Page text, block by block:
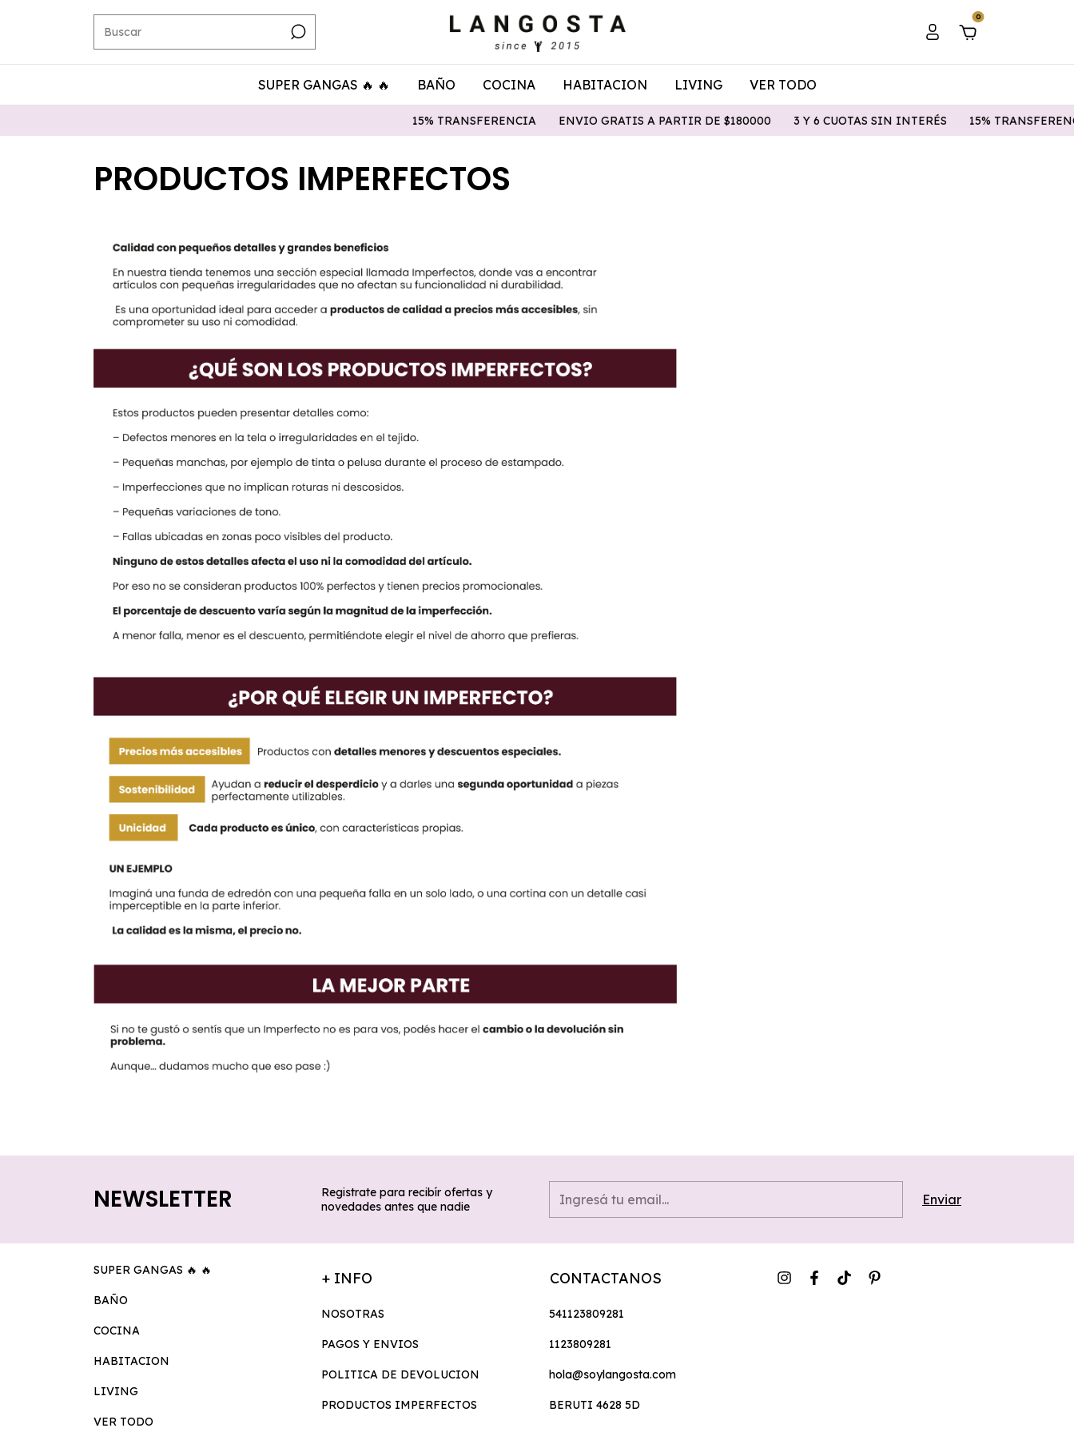
0
SUPER GANGAS 🔥 🔥 BAÑO COCINA HABITACION LIVING VER TODO
15% TRANSFERENCIA ENVIO GRATIS A PARTIR DE $180000 3 Y 6 CUOTAS SIN INTERÉS 15%
PRODUCTOS IMPERFECTOS
NEWSLETTER
Registrate para recibír ofertas y
novedades antes que nadie
SUPER GANGAS 🔥 🔥
BAÑO
COCINA
HABITACION
LIVING
VER TODO
+ INFO
NOSOTRAS
PAGOS Y ENVIOS
POLITICA DE DEVOLUCION
PRODUCTOS IMPERFECTOS
CONTACTANOS
541123809281
1123809281
hola@soylangosta.com
BERUTI 4628 5D